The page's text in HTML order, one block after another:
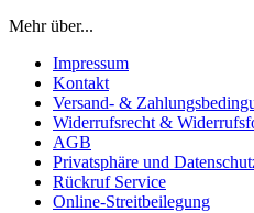
Mehr über...
Impressum
Kontakt
Versand- &
Widerrufsrecht &
AGB
Privatsphäre und
Rückruf Service
Online-Streitbeilegung